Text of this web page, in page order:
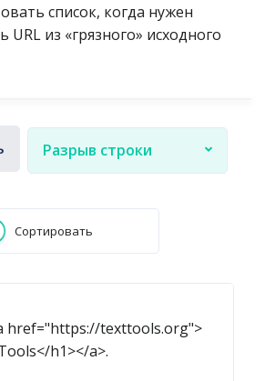
список, когда нужен
URL из «грязного» исходного
Разрыв строки
Сортировать